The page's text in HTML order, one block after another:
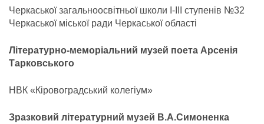
Черкаської загальноосвітньої школи І-ІІІ ступенів №32
Черкаської міської ради Черкаської області
Літературно-меморіальний музей поета Арсенія
Тарковського
НВК «Кіровоградський колегіум»
Зразковий літературний музей В.А.Симоненка